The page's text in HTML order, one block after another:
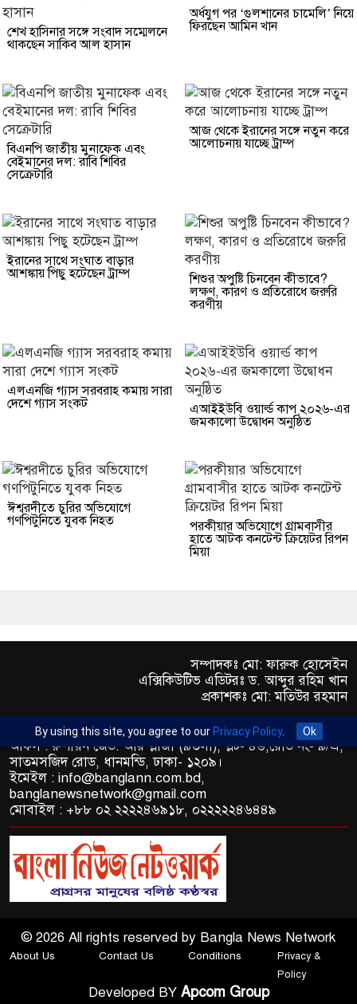
শেখ হাসিনার সঙ্গে সংবাদ সম্মেলনে
থাকছেন সাকিব আল হাসান
অর্ধযুগ পর ‘গুলশানের চামেলি’ নিয়ে
ফিরছেন আমিন খান
বিএনপি জাতীয় মুনাফেক এবং
বেইমানের দল: রাবি শিবির
সেক্রেটারি
আজ থেকে ইরানের সঙ্গে নতুন করে
আলোচনায় যাচ্ছে ট্রাম্প
ইরানের সাথে সংঘাত বাড়ার
আশঙ্কায় পিছু হটেছেন ট্রাম্প
শিশুর অপুষ্টি চিনবেন কীভাবে?
লক্ষণ, কারণ ও প্রতিরোধে জরুরি
করণীয়
এলএনজি গ্যাস সরবরাহ কমায় সারা
দেশে গ্যাস সংকট
এআইইউবি ওয়ার্ল্ড কাপ ২০২৬-এর
জমকালো উদ্বোধন অনুষ্ঠিত
ঈশ্বরদীতে চুরির অভিযোগে
গণপিটুনিতে যুবক নিহত
পরকীয়ার অভিযোগে গ্রামবাসীর
হাতে আটক কনটেন্ট ক্রিয়েটর রিপন
মিয়া
সম্পাদকঃ মো: ফারুক হোসেইন
এক্সিকিউটিভ এডিটরঃ ড. আব্দুর রহিম খান
প্রকাশকঃ মো: মতিউর রহমান
অফিস : রুপায়ন জেড. আর প্লাজা (৯তলা), প্লট- ৪৬,রোড নং- ৯/এ,
সাতমসজিদ রোড, ধানমন্ডি, ঢাকা- ১২০৯।
ইমেইল : info@banglann.com.bd,
banglanewsnetwork@gmail.com
মোবাইল : +৮৮ ০২ ২২২২৪৬৯১৮, ০২২২২২৪৬৪৪৯
© 2026 All rights reserved by Bangla News Network
About Us Contact Us Conditions
Privacy &
Policy
Developed BY Apcom Group
By using this site, you agree to our Privacy Policy. Ok